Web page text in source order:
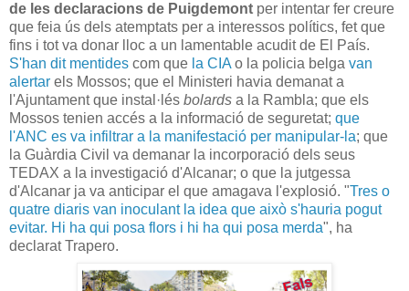
de les declaracions de Puigdemont per intentar fer creure
que feia ús dels atemptats per a interessos polítics, fet que
fins i tot va donar lloc a un lamentable acudit de El País.
S'han dit mentides com que la CIAo la policia belga van
alertar els Mossos; que el Ministeri havia demanat a
l'Ajuntament que instal·lés bolards a la Rambla; que els
Mossos tenien accés a la informació de seguretat; que
l'ANC es va infiltrar a la manifestació per manipular-la; que
la Guàrdia Civil va demanar la incorporació dels seus
TEDAX a la investigació d'Alcanar; o que la jutgessa
d'Alcanar ja va anticipar el que amagava l'explosió. "Tres o
quatre diaris van inoculant la idea que això s'hauria pogut
evitar. Hi ha qui posa flors i hi ha qui posa merda", ha
declarat Trapero.